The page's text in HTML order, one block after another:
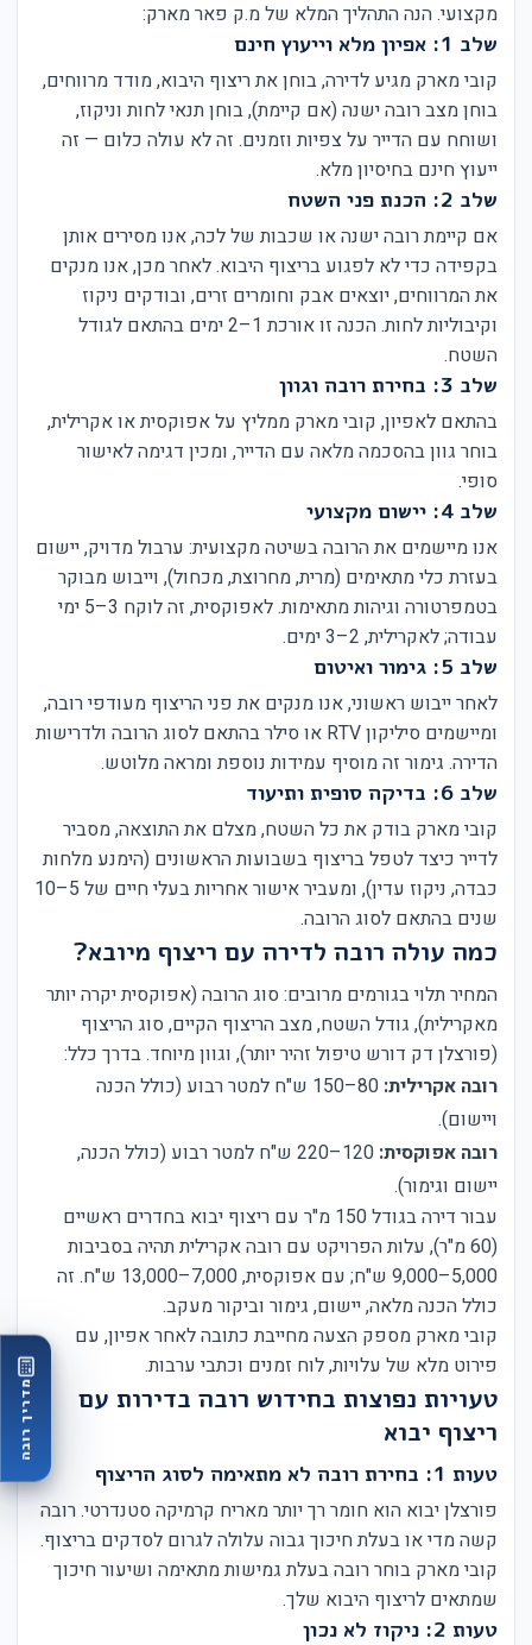
מקצועי. הנה התהליך המלא של מ.ק פאר מארק:
שלב 1: אפיון מלא וייעוץ חינם
קובי מארק מגיע לדירה, בוחן את ריצוף היבוא, מודד מרווחים,
בוחן מצב רובה ישנה (אם קיימת), בוחן תנאי לחות וניקוז,
ושוחח עם הדייר על צפיות וזמנים. זה לא עולה כלום — זה
ייעוץ חינם בחיסיון מלא.
שלב 2: הכנת פני השטח
אם קיימת רובה ישנה או שכבות של לכה, אנו מסירים אותן
בקפידה כדי לא לפגוע בריצוף היבוא. לאחר מכן, אנו מנקים
את המרווחים, יוצאים אבק וחומרים זרים, ובודקים ניקוז
וקיבוליות לחות. הכנה זו אורכת 1–2 ימים בהתאם לגודל
השטח.
שלב 3: בחירת רובה וגוון
בהתאם לאפיון, קובי מארק ממליץ על אפוקסית או אקרילית,
בוחר גוון בהסכמה מלאה עם הדייר, ומכין דגימה לאישור
סופי.
שלב 4: יישום מקצועי
אנו מיישמים את הרובה בשיטה מקצועית: ערבול מדויק, יישום
בעזרת כלי מתאימים (מרית, מחרוצת, מכחול), וייבוש מבוקר
בטמפרטורה וגיהות מתאימות. לאפוקסית, זה לוקח 3–5 ימי
עבודה; לאקרילית, 2–3 ימים.
שלב 5: גימור ואיטום
לאחר ייבוש ראשוני, אנו מנקים את פני הריצוף מעודפי רובה,
ומיישמים סיליקון RTV או סילר בהתאם לסוג הרובה ולדרישות
הדירה. גימור זה מוסיף עמידות נוספת ומראה מלוטש.
שלב 6: בדיקה סופית ותיעוד
קובי מארק בודק את כל השטח, מצלם את התוצאה, מסביר
לדייר כיצד לטפל בריצוף בשבועות הראשונים (הימנע מלחות
כבדה, ניקוז עדין), ומעביר אישור אחריות בעלי חיים של 5–10
שנים בהתאם לסוג הרובה.
כמה עולה רובה לדירה עם ריצוף מיובא?
המחיר תלוי בגורמים מרובים: סוג הרובה (אפוקסית יקרה יותר
מאקרילית), גודל השטח, מצב הריצוף הקיים, סוג הריצוף
(פורצלן דק דורש טיפול זהיר יותר), וגוון מיוחד. בדרך כלל:
רובה אקרילית:
80–150 ש"ח למטר רבוע (כולל הכנה
ויישום).
רובה אפוקסית:
120–220 ש"ח למטר רבוע (כולל הכנה,
יישום וגימור).
עבור דירה בגודל 150 מ"ר עם ריצוף יבוא בחדרים ראשיים
(60 מ"ר), עלות הפרויקט עם רובה אקרילית תהיה בסביבות
5,000–9,000 ש"ח; עם אפוקסית, 7,000–13,000 ש"ח. זה
כולל הכנה מלאה, יישום, גימור וביקור מעקב.
קובי מארק מספק הצעה מחייבת כתובה לאחר אפיון, עם
פירוט מלא של עלויות, לוח זמנים וכתבי ערבות.
טעויות נפוצות בחידוש רובה בדירות עם
ריצוף יבוא
טעות 1: בחירת רובה לא מתאימה לסוג הריצוף
פורצלן יבוא הוא חומר רך יותר מאריח קרמיקה סטנדרטי. רובה
קשה מדי או בעלת חיכוך גבוה עלולה לגרום לסדקים בריצוף.
קובי מארק בוחר רובה בעלת גמישות מתאימה ושיעור חיכוך
שמתאים לריצוף היבוא שלך.
טעות 2: ניקוז לא נכון
מדריך רובה